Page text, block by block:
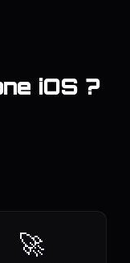
iOS ?
🚀